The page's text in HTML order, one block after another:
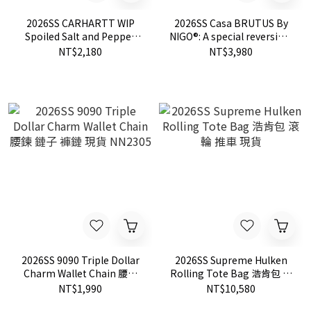
2026SS CARHARTT WIP
Spoiled Salt and Pepper
Shakers 蘋果 愛心 胡椒罐
NT$2,180
2026SS Casa BRUTUS By
NIGO®: A special reversible
tote by HUMAN MADE /
NT$3,980
2026SS 9090 Triple Dollar
Charm Wallet Chain 腰鍊
鏈子 褲鏈 現貨 NN2305
NT$1,990
2026SS Supreme Hulken
Rolling Tote Bag 浩肯包 滾
輪 推車 現貨
NT$10,580